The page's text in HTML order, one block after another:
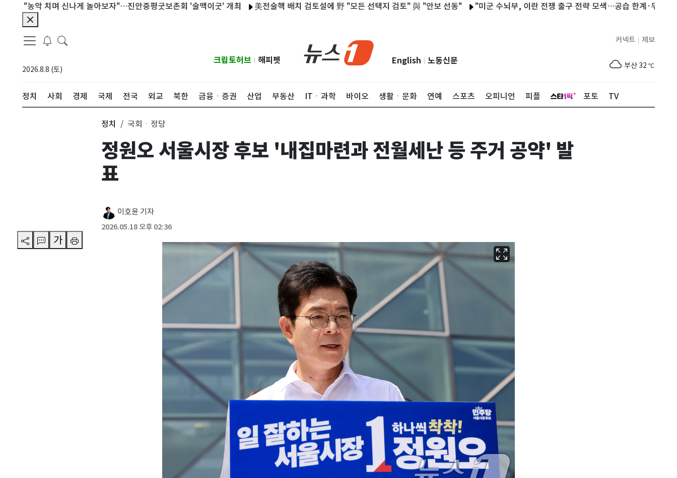
악 치며 신나게 놀아보자"…진안중평굿보존회 '술맥이굿' 개최 美전술핵 배치 검토설에 野 "모든 선택지 검토" 與 "안보 선동" "미군 수뇌부, 이란 전쟁 출구 전략 모색…공습 한계·무기 비축량
2026.8.8 (토)
크립토허브 해피펫 English 노동신문
제보
커넥트
부산32 ℃
정치 사회 경제 국제 전국 외교 북한 금융ㆍ증권 산업 부동산 ITㆍ과학 바이오 생활ㆍ문화 연예 스포츠 오피니언 피플 포토 TV
가
정치 국회ㆍ정당
정원오 서울시장 후보 '내집마련과 전월세난 등 주거 공약' 발
표
이호윤 기자
2026.05.18 오후 02:36